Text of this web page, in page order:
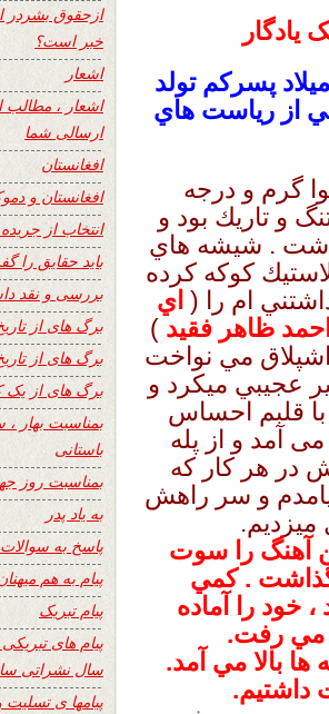
پسركم تولد
از رياست هاي
گرم و درجه
و تاريك بود و
. شيشه هاي
كوكه كرده
ام را ( اي
ظاهر فقيد )
مي نواخت
عجيبي ميكرد و
با قلبم احساس
آمد و از پله
در هر كار كه
و سر راهش
ميزديم.
آهنگ را سوت
. كمي
خود را آماده
مي رفت.
بالا مي آمد.
داشتيم.
ازحقوق بشردر
خبر است؟
اشعار
اشعار ، مطالب
ارسالی شما
افغانستان
افغانستان و
انتخاب از
باید حقایق را
بررسی و نقد
برگ های از
برگ های از
برگ های از یک
بمناسبت بهار ،
باستانی
بمناسبت روز
به یاد پدر
پاسخ به
پیام به هم
پیام تبریک
پیام های
سال نشراتی سایت
پیامها ی تسلیت